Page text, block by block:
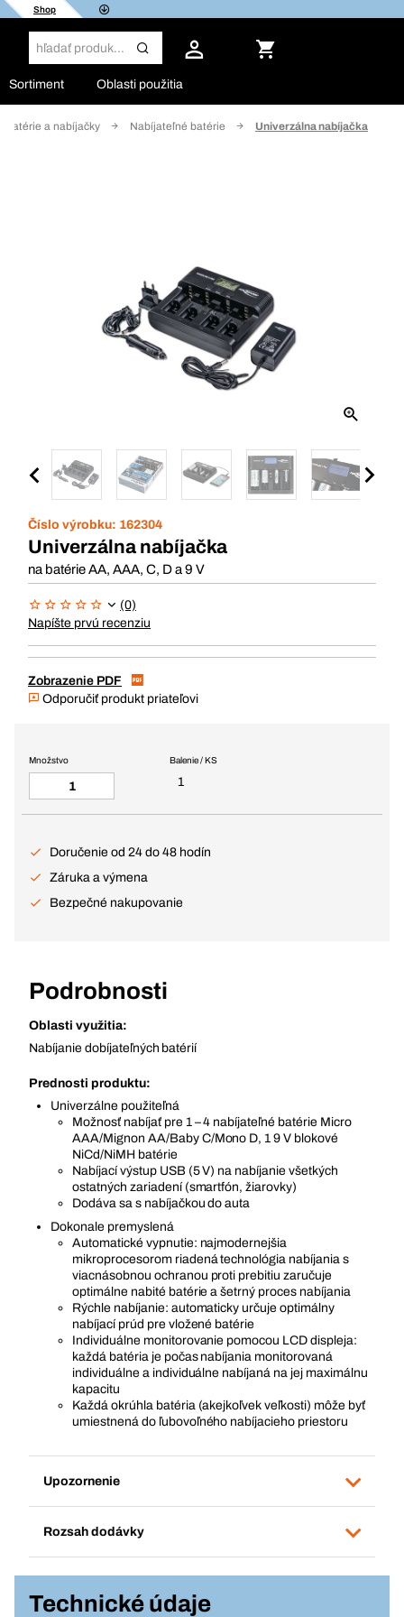
Shop
Sortiment Oblasti použitia
Batérie a nabíjačky Nabíjateľné batérie Univerzálna nabíjačka
Číslo výrobku: 162304
Univerzálna nabíjačka
na batérie AA, AAA, C, D a 9 V
(0)
Napíšte prvú recenziu
Zobrazenie PDF
Odporučiť produkt priateľovi
Balenie / KS
1
Množstvo
Doručenie od 24 do 48 hodín
Záruka a výmena
Bezpečné nakupovanie
Podrobnosti
Oblasti využitia:
Nabíjanie dobíjateľných batérií
Prednosti produktu:
Univerzálne použiteľná
Možnosť nabíjať pre 1 – 4 nabíjateľné batérie Micro
AAA/Mignon AA/Baby C/Mono D, 1 9 V blokové
NiCd/NiMH batérie
Nabíjací výstup USB (5 V) na nabíjanie všetkých
ostatných zariadení (smartfón, žiarovky)
Dodáva sa s nabíjačkou do auta
Dokonale premyslená
Automatické vypnutie: najmodernejšia
mikroprocesorom riadená technológia nabíjania s
viacnásobnou ochranou proti prebitiu zaručuje
optimálne nabité batérie a šetrný proces nabíjania
Rýchle nabíjanie: automaticky určuje optimálny
nabíjací prúd pre vložené batérie
Individuálne monitorovanie pomocou LCD displeja:
každá batéria je počas nabíjania monitorovaná
individuálne a individuálne nabíjaná na jej maximálnu
kapacitu
Každá okrúhla batéria (akejkoľvek veľkosti) môže byť
umiestnená do ľubovoľného nabíjacieho priestoru
Upozornenie
Rozsah dodávky
Technické údaje